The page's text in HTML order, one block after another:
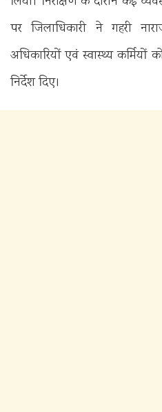
पर जिलाधिकारी ने गहरी
अधिकारियों एवं स्वास्थ्य कर्मियों
निर्देश दिए।